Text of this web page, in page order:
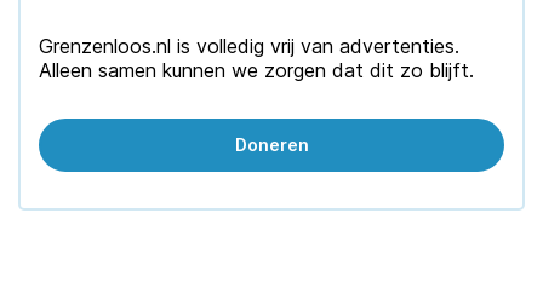
Grenzenloos.nl is volledig vrij van advertenties.
Alleen samen kunnen we zorgen dat dit zo blijft.
Doneren